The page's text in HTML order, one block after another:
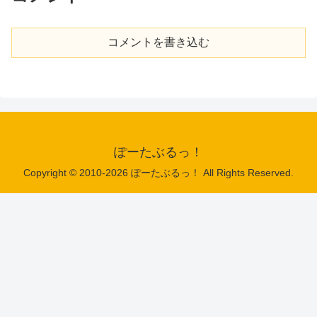
コメントを書き込む
ぽーたぶるっ！
Copyright © 2010-2026 ぽーたぶるっ！ All Rights Reserved.